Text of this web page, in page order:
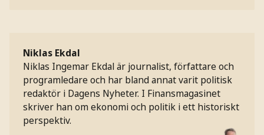
Niklas Ekdal
Niklas Ingemar Ekdal är journalist, författare och
programledare och har bland annat varit politisk
redaktör i Dagens Nyheter. I Finansmagasinet
skriver han om ekonomi och politik i ett historiskt
perspektiv.